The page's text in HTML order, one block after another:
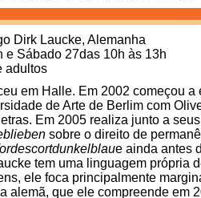
Dirk Laucke, Alemanha
e Sábado 27das 10h às 13h
adultos
em Halle. Em 2002 começou
de Arte de Berlim com
Em 2005 realiza junto a
sobre o direito de
e ainda antes
tem uma linguagem própria
ele foca principalmente
alemã, que ele compreende em